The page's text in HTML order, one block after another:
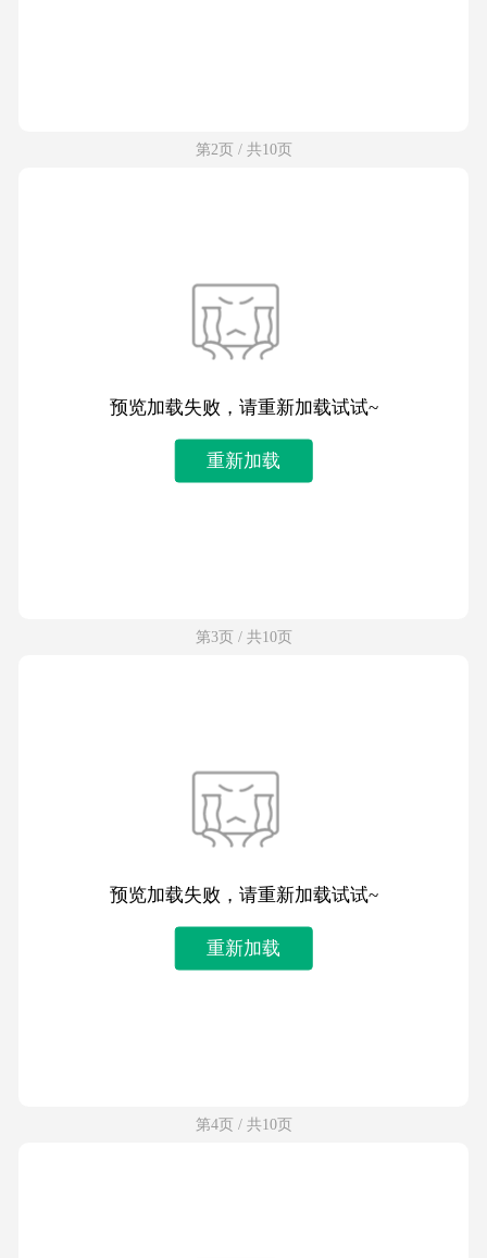
第2页 / 共10页
预览加载失败，请重新加载试试~
重新加载
第3页 / 共10页
预览加载失败，请重新加载试试~
重新加载
第4页 / 共10页